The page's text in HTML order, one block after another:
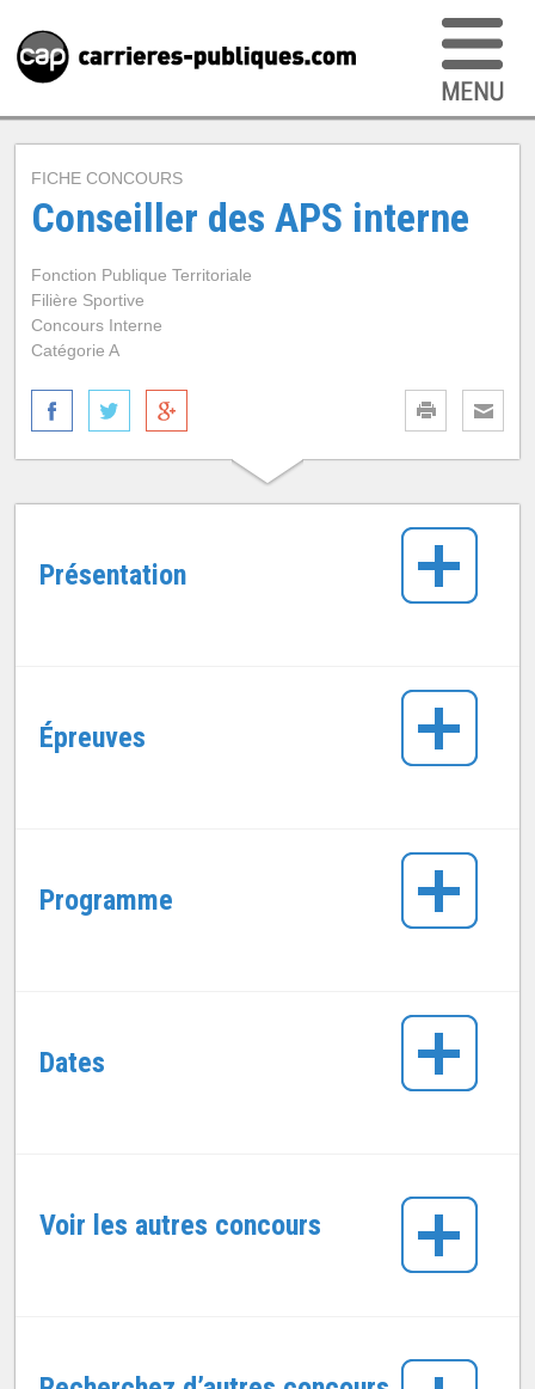
FICHE CONCOURS
Conseiller des APS interne
Fonction Publique Territoriale
Filière Sportive
Concours Interne
Catégorie A
Présentation
Épreuves
Programme
Dates
Voir les autres concours